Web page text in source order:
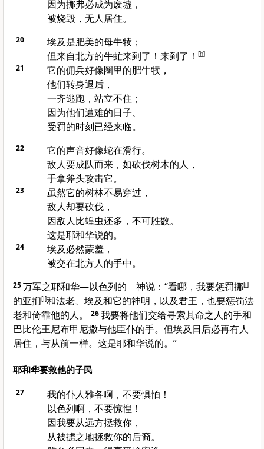
因为挪弗必成为废墟，
被烧毁，无人居住。
20 埃及是肥美的母牛犊；
但来自北方的牛虻来到了！来到了！ [h]
21
它的佣兵好像圈里的肥牛犊，
他们转身退后，
一齐逃跑，站立不住；
因为他们遭难的日子、
受罚的时刻已经来临。
22
它的声音好像蛇在滑行。
敌人要成队而来，如砍伐树木的人，
手拿斧头攻击它。
23
虽然它的树林不易穿过，
敌人却要砍伐，
因敌人比蝗虫还多，不可胜数。
这是耶和华说的。
24 埃及必然蒙羞，
被交在北方人的手中。
25万军之耶和华—以色列的 神说：“看哪，我要惩罚挪[i]
的亚扪[j]和法老、 埃及和它的神明，以及君王，也要惩罚法
老和倚靠他的人。
26我要将他们交给寻索其命之人的手和
巴比伦王尼布甲尼撒与他臣仆的手。但埃及 日后必再有人
居住，与从前一样。这是耶和华说的。”
耶和华要救他的子民
27 我的仆人雅各啊，不要惧怕！
以色列啊，不要惊惶！
因我要从远方拯救你，
从被掳之地拯救你的后裔。